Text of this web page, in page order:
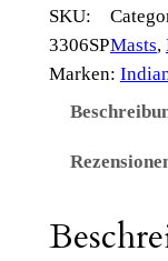
SKU:
3306SPMasts,
Marken: